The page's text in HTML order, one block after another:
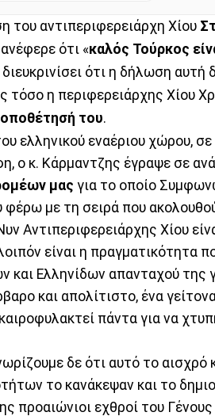
του αντιπεριφερειάρχη Χίου
ότι «καλός Τούρκος
ότι η δήλωση αυτή
τόσο η περιφερειάρχης Χίου
του.
ελληνικού εναέριου χώρου,
ο κ. Κάρμαντζης έγραψε σε
μας για το οποίο
φέρω με τη σειρά που
Αντιπεριφερειάρχης Χίου
είναι η πραγματικότητα
και Ελληνίδων απανταχού της
και απολίτιστο, ένα
πάντα για να
δε ότι αυτό το αισχρό
το κανάκεψαν και το
προαιώνιοι εχθροί του